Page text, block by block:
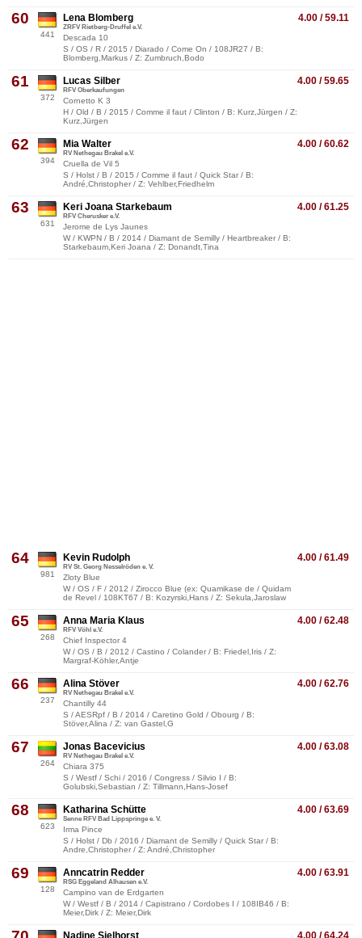
60
441
4.00 / 59.11
Lena Blomberg
ZRFV Rietberg-Druffel e.V.
Descada 10
S / OS / R / 2015 / Diarado / Come On / 108JR27 / B:
Blomberg,Markus / Z: Zumbruch,Bodo
61
372
4.00 / 59.65
Lucas Silber
RFV Oberkaufungen
Cornetto K 3
H / Old / B / 2015 / Comme il faut / Clinton / B: Kurz,Jürgen / Z:
Kurz,Jürgen
62
394
4.00 / 60.62
Mia Walter
RV Nethegau Brakel e.V.
Cruella de Vil 5
S / Holst / B / 2015 / Comme il faut / Quick Star / B:
André,Christopher / Z: Vehlber,Friedhelm
63
631
4.00 / 61.25
Keri Joana Starkebaum
RFV Cherusker e.V.
Jerome de Lys Jaunes
W / KWPN / B / 2014 / Diamant de Semilly / Heartbreaker / B:
Starkebaum,Keri Joana / Z: Donandt,Tina
64
981
4.00 / 61.49
Kevin Rudolph
RV St. Georg Nesselröden e. V.
Zloty Blue
W / OS / F / 2012 / Zirocco Blue (ex: Quamikase de / Quidam
de Revel / 108KT67 / B: Kozyrski,Hans / Z: Sekula,Jaroslaw
65
268
4.00 / 62.48
Anna Maria Klaus
RFV Vöhl e.V.
Chief Inspector 4
W / OS / B / 2012 / Castino / Colander / B: Friedel,Iris / Z:
Margraf-Köhler,Antje
66
237
4.00 / 62.76
Alina Stöver
RV Nethegau Brakel e.V.
Chantilly 44
S / AESRpf / B / 2014 / Caretino Gold / Obourg / B:
Stöver,Alina / Z: van Gastel,G
67
264
4.00 / 63.08
Jonas Bacevicius
RV Nethegau Brakel e.V.
Chiara 375
S / Westf / Schi / 2016 / Congress / Silvio I / B:
Golubski,Sebastian / Z: Tillmann,Hans-Josef
68
623
4.00 / 63.69
Katharina Schütte
Senne RFV Bad Lippspringe e. V.
Irma Pince
S / Holst / Db / 2016 / Diamant de Semilly / Quick Star / B:
Andre,Christopher / Z: André,Christopher
69
128
4.00 / 63.91
Anncatrin Redder
RSG Eggeland Alhausen e.V.
Campino van de Erdgarten
W / Westf / B / 2014 / Capistrano / Cordobes I / 108IB46 / B:
Meier,Dirk / Z: Meier,Dirk
4.00 / 64.24
Nadine Sielhorst